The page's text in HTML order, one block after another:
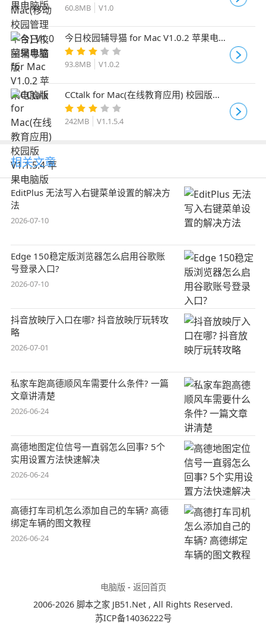
60.8MB V1.0
今日校园辅导猫 for Mac V1.0.2 苹果电脑
版
93.8MB V1.0.2
CCtalk for Mac(在线教育应用) 校园版
V1.1.5.4 苹果电脑版
242MB V1.1.5.4
相关文章
EditPlus 无法写入右键菜单设置的解决方
法
2026-07-10
Edge 150稳定版浏览器怎么启用谷歌账
号登录入口?
2026-07-10
抖音放映厅入口在哪? 抖音放映厅玩转攻
略
2026-07-01
私家车跑高德顺风车需要什么条件? 一篇
文章讲清楚
2026-06-24
高德地图定位信号一直弱怎么回事? 5个
实用设置方法快速解决
2026-06-24
高德打车司机怎么添加自己的车辆? 高德
绑定车辆的图文教程
2026-06-24
电脑版- 返回首页
2006-2026 脚本之家 JB51.Net , All Rights Reserved.
苏ICP备14036222号